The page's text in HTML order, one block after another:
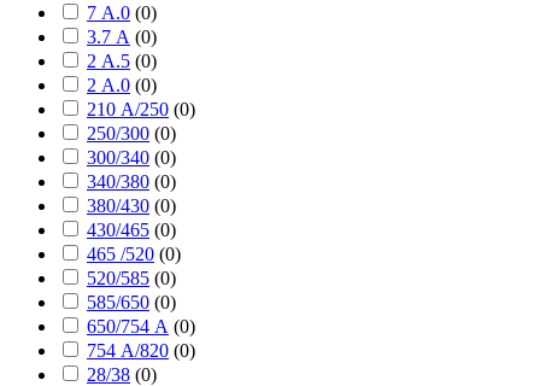
7 А.0 (0)
3.7 А (0)
2 А.5 (0)
2 А.0 (0)
210 А/250 (0)
250/300 (0)
300/340 (0)
340/380 (0)
380/430 (0)
430/465 (0)
465 /520 (0)
520/585 (0)
585/650 (0)
650/754 А (0)
754 А/820 (0)
28/38 (0)